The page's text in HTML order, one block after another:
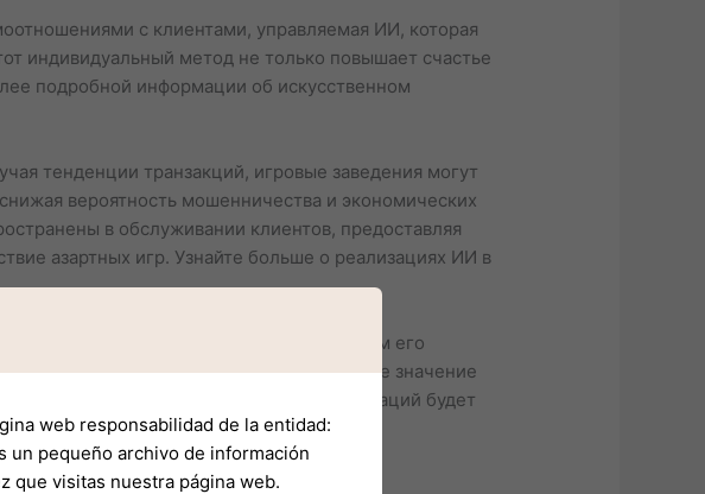
с клиентами, управляемая ИИ, которая
индивидуальный метод не только повышает счастье
подробной информации об искусственном
тенденции транзакций, игровые заведения могут
вероятность мошенничества и экономических
в обслуживании клиентов, предоставляя
азартных игр. Узнайте больше о реализациях ИИ в
противостоять моральным последствиям его
в формулах ИИ имеют решающее значение
продолжение обновления этих инноваций будет
web responsabilidad de la entidad:
un pequeño archivo de información
que visitas nuestra página web.